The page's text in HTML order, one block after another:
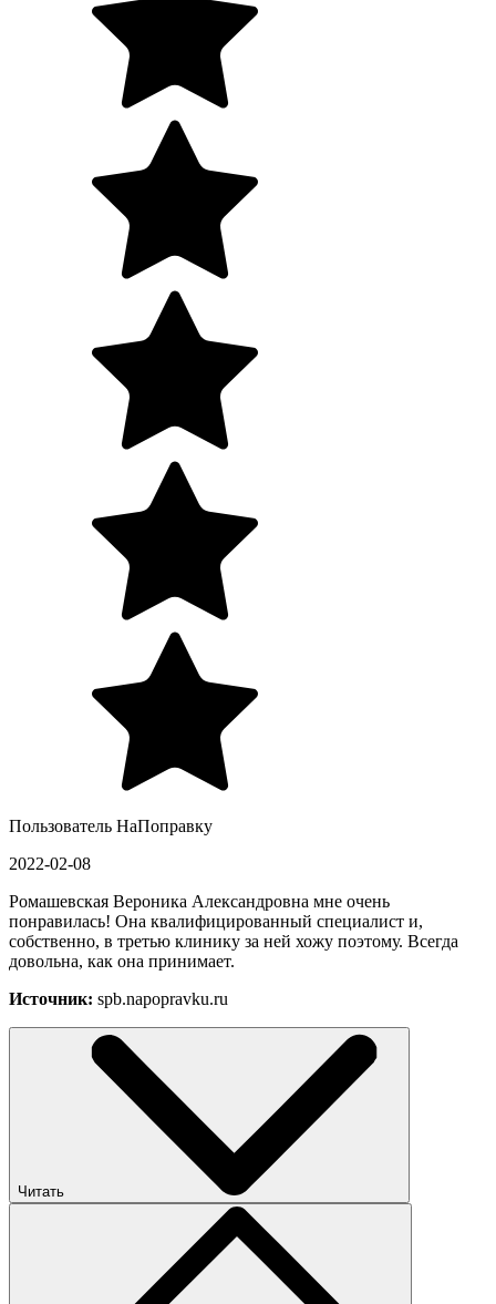
Пользователь НаПоправку
2022-02-08
Ромашевская Вероника Александровна мне очень
понравилась! Она квалифицированный специалист и,
собственно, в третью клинику за ней хожу поэтому. Всегда
довольна, как она принимает.
Источник: spb.napopravku.ru
Читать